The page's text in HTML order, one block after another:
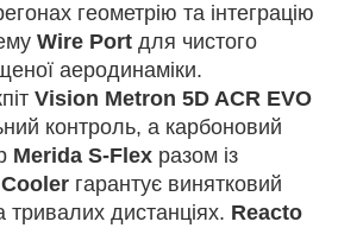
геометрію та інтеграцію
Wire Port для чистого
аеродинаміки.
Vision Metron 5D ACR EVO
контроль, а карбоновий
Merida S-Flex разом із
гарантує винятковий
тривалих дистанціях. Reacto